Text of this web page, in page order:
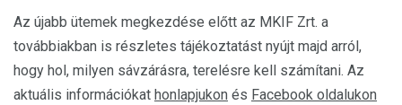
Az újabb ütemek megkezdése előtt az MKIF Zrt. a
továbbiakban is részletes tájékoztatást nyújt majd arról,
hogy hol, milyen sávzárásra, terelésre kell számítani. Az
aktuális információkat honlapjukon és Facebook oldalukon